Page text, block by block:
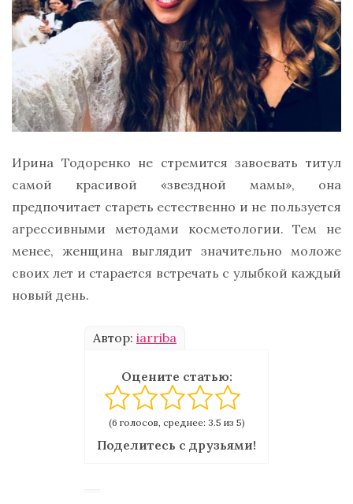
Ирина Тодоренко не стремится завоевать титул
самой красивой «звездной мамы», она
предпочитает стареть естественно и не пользуется
агрессивными методами косметологии. Тем не
менее, женщина выглядит значительно моложе
своих лет и старается встречать с улыбкой каждый
новый день.
Автор: iarriba
Оцените статью:
(6 голосов, среднее: 3.5 из 5)
Поделитесь с друзьями!